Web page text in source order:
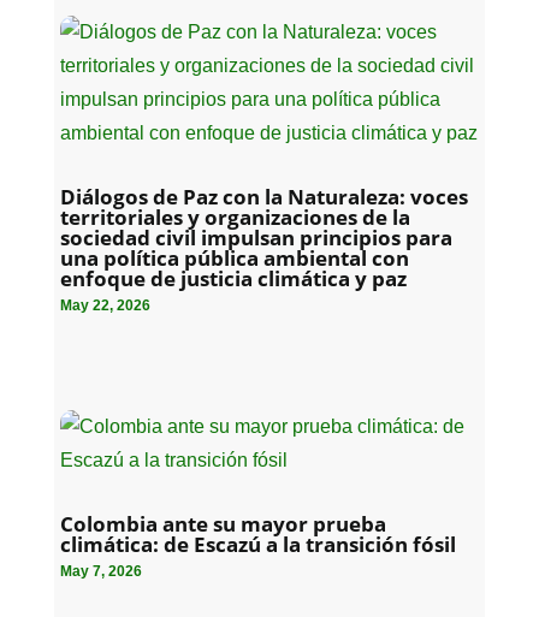
Diálogos de Paz con la Naturaleza: voces
territoriales y organizaciones de la
sociedad civil impulsan principios para
una política pública ambiental con
enfoque de justicia climática y paz
May 22, 2026
Colombia ante su mayor prueba
climática: de Escazú a la transición fósil
May 7, 2026